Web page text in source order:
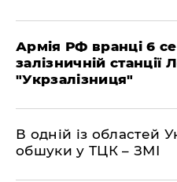
Армія РФ вранці 6
залізничній станції
"Укрзалізниця"
В одній із областей
обшуки у ТЦК – ЗМІ